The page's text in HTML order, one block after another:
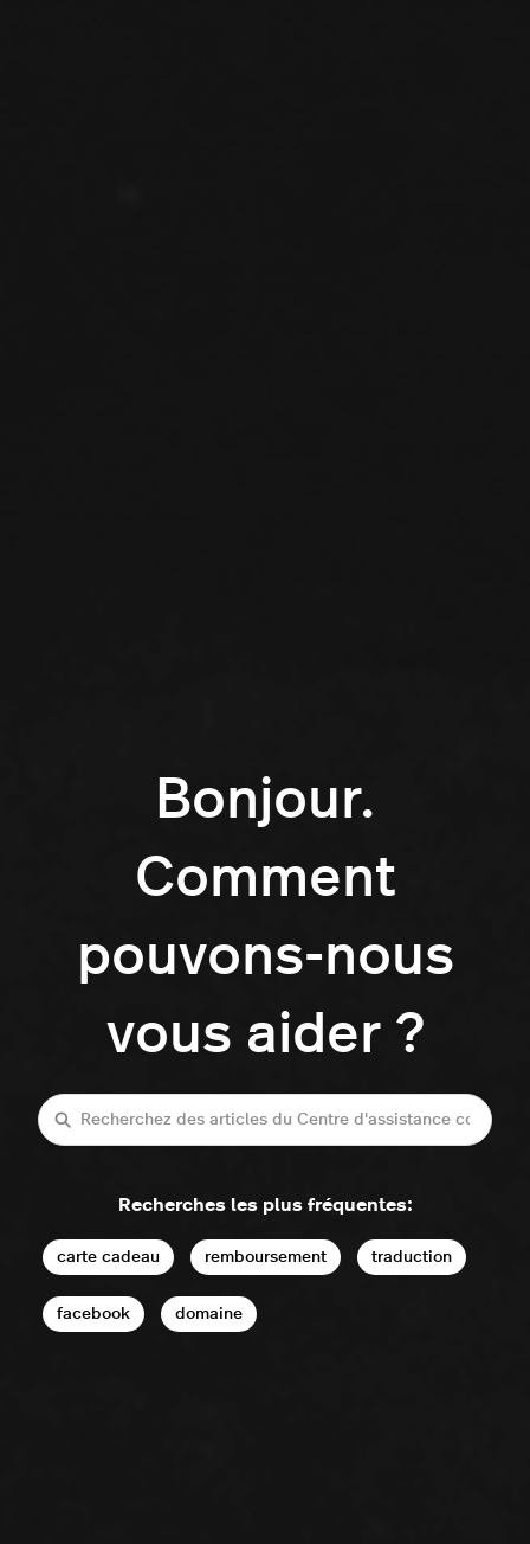
Bonjour.
Comment
pouvons-nous
vous aider ?
Recherche
Recherches les plus fréquentes:
carte cadeau remboursement traduction
facebook domaine